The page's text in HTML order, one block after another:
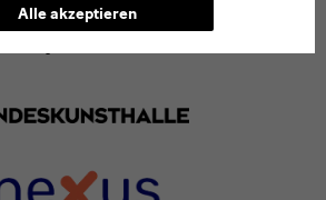
mit
Alle akzeptieren